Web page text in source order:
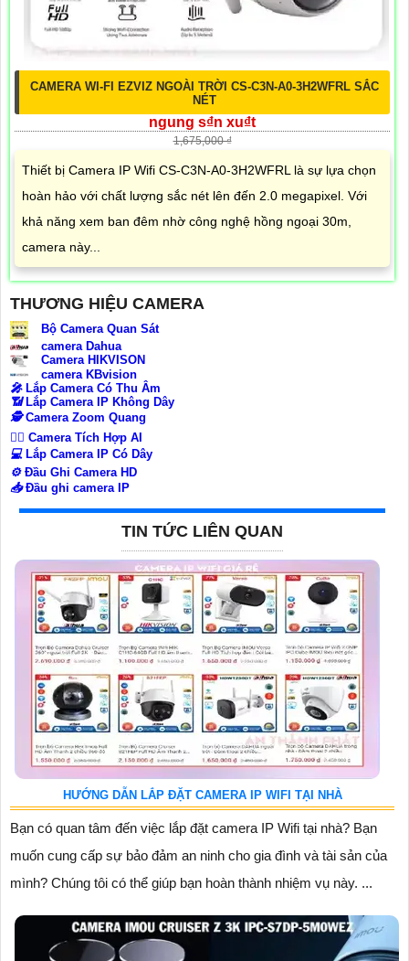
CAMERA WI-FI EZVIZ NGOÀI TRỜI CS-C3N-A0-3H2WFRL SẮC
NÉT
ngung s₫n xu₫t
1,675,000 ₫
Thiết bị Camera IP Wifi CS-C3N-A0-3H2WFRL là sự lựa chọn
hoàn hảo với chất lượng sắc nét lên đến 2.0 megapixel. Với
khả năng xem ban đêm nhờ công nghệ hồng ngoại 30m,
camera này...
THƯƠNG HIỆU CAMERA
Bộ Camera Quan Sát
camera Dahua
Camera HIKVISON
camera KBvision
️🎤️ Lắp Camera Có Thu Âm
📶Lắp Camera IP Không Dây
🕵️Camera Zoom Quang
🧛‍♀️ Camera Tích Hợp AI
💻Lắp Camera IP Có Dây
⚙️Đầu Ghi Camera HD
📥Đầu ghi camera IP
TIN TỨC LIÊN QUAN
HƯỚNG DẪN LẮP ĐẶT CAMERA IP WIFI TẠI NHÀ
Bạn có quan tâm đến việc lắp đặt camera IP Wifi tại nhà? Bạn
muốn cung cấp sự bảo đảm an ninh cho gia đình và tài sản của
mình? Chúng tôi có thể giúp bạn hoàn thành nhiệm vụ này. ...